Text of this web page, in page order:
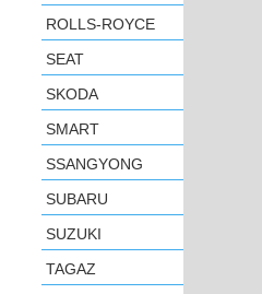
ROLLS-ROYCE
SEAT
SKODA
SMART
SSANGYONG
SUBARU
SUZUKI
TAGAZ